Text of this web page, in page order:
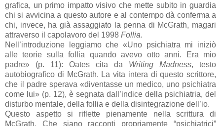
grafica, un primo impatto visivo che mette subito in guardia
chi si avvicina a questo autore e al contempo dà conferma a
chi, invece, ha già assaggiato la penna di McGrath, magari
attraverso il capolavoro del 1998 Follia.
Nell’introduzione leggiamo che «Uno psichiatra mi iniziò
alle teorie sulla follia quando avevo otto anni. Era mio
padre» (p. 11): Oates cita da Writing Madness, testo
autobiografico di McGrath. La vita intera di questo scrittore,
che il padre sperava «diventasse un medico, uno psichiatra
come lui» (p. 12), è segnata dall’indice della psichiatria, del
disturbo mentale, della follia e della disintegrazione dell’io.
Questo aspetto si riflette pienamente nella scrittura di
McGrath. Che siano racconti propriamente “psichiatrici”